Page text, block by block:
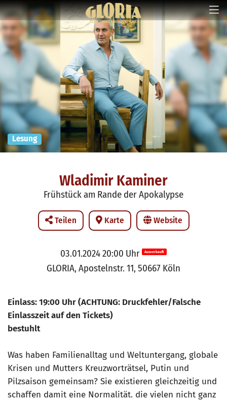
Lesung
Wladimir Kaminer
Frühstück am Rande der Apokalypse
Teilen Karte Website
03.01.2024 20:00 Uhr Ausverkauft
GLORIA, Apostelnstr. 11, 50667 Köln
Einlass: 19:00 Uhr (ACHTUNG: Druckfehler/Falsche
Einlasszeit auf den Tickets)
bestuhlt
Was haben Familienalltag und Weltuntergang, globale
Krisen und Mutters Kreuzworträtsel, Putin und
Pilzsaison gemeinsam? Sie existieren gleichzeitig und
schaffen damit eine Normalität. die vielen nicht ganz